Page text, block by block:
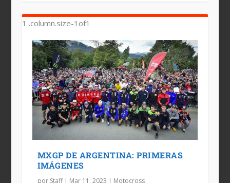
MXGP DE ARGENTINA: PRIMERAS
IMÁGENES
por Staff| Mar 11, 2023 | Motocross